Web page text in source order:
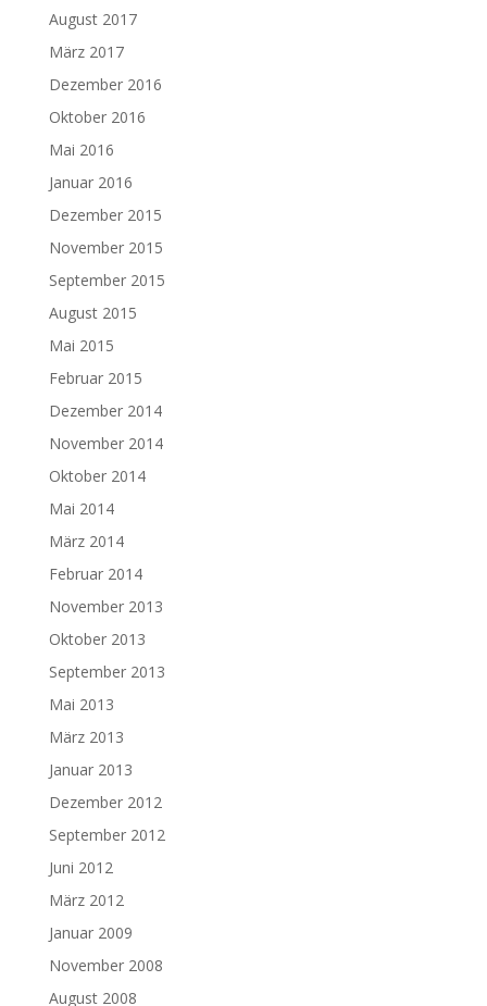
August 2017
März 2017
Dezember 2016
Oktober 2016
Mai 2016
Januar 2016
Dezember 2015
November 2015
September 2015
August 2015
Mai 2015
Februar 2015
Dezember 2014
November 2014
Oktober 2014
Mai 2014
März 2014
Februar 2014
November 2013
Oktober 2013
September 2013
Mai 2013
März 2013
Januar 2013
Dezember 2012
September 2012
Juni 2012
März 2012
Januar 2009
November 2008
August 2008